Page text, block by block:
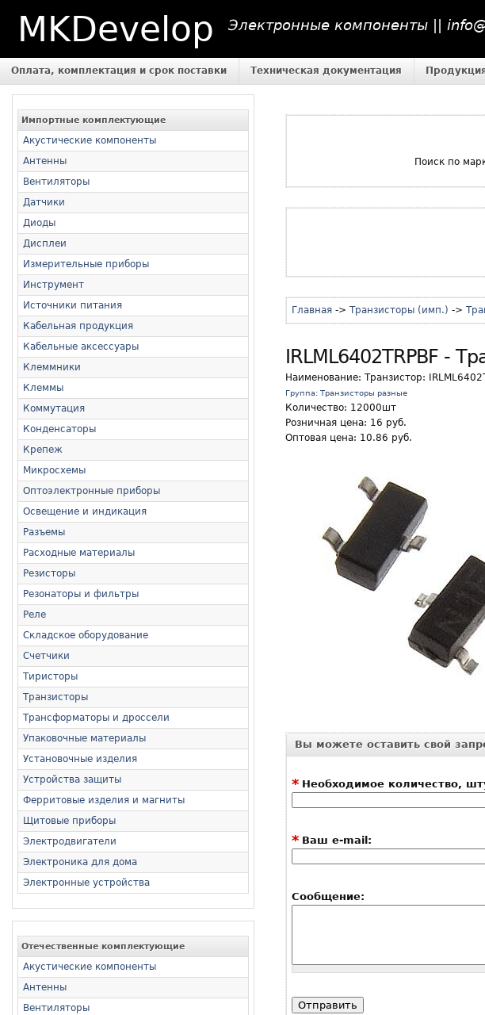
MKDevelop Электронные компоненты ||
Оплата, комплектация и срок поставки Техническая документация
Импортные комплектующие
Акустические компоненты
Антенны
Вентиляторы
Датчики
Диоды
Дисплеи
Измерительные приборы
Инструмент
Источники питания
Кабельная продукция
Кабельные аксессуары
Клеммники
Клеммы
Коммутация
Конденсаторы
Крепеж
Микросхемы
Оптоэлектронные приборы
Освещение и индикация
Разъемы
Расходные материалы
Резисторы
Резонаторы и фильтры
Реле
Складское оборудование
Счетчики
Тиристоры
Транзисторы
Трансформаторы и дроссели
Упаковочные материалы
Установочные изделия
Устройства защиты
Ферритовые изделия и магниты
Щитовые приборы
Электродвигатели
Электроника для дома
Электронные устройства
Отечественные комплектующие
Акустические компоненты
Антенны
Вентиляторы
Поиск по
Главная -> Транзисторы (имп.) ->
IRLML6402TRPBF -
Наименование: Транзистор:
Группа: Транзисторы разные
Количество: 12000шт
Розничная цена: 16 руб.
Оптовая цена: 10.86 руб.
Вы можете оставить свой
Необходимое количество,
*
Ваш e-mail:
*
Сообщение: